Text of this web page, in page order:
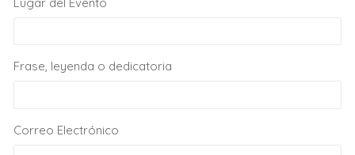
Frase, leyenda o dedicatoria
Correo Electrónico